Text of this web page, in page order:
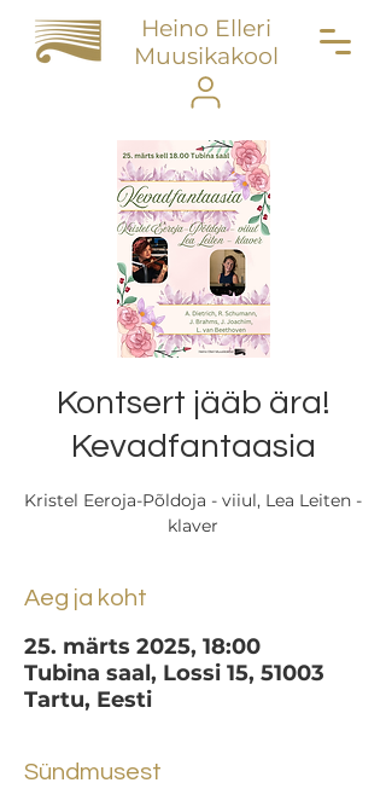
Heino Elleri
Muusikakool
Kontsert jääb ära!
Kevadfantaasia
Kristel Eeroja-Põldoja - viiul, Lea Leiten -
klaver
Aeg ja koht
25. märts 2025, 18:00
Tubina saal, Lossi 15, 51003
Tartu, Eesti
Sündmusest